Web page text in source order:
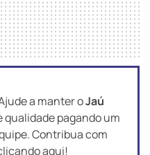
a manter oJaú
pagando um
Contribua com
aqui!